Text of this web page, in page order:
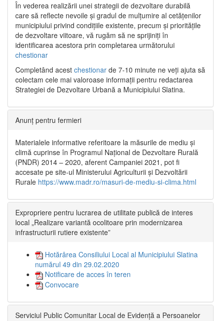
În vederea realizării unei strategii de dezvoltare durabilă
care să reflecte nevoile și gradul de mulțumire al cetățenilor
municipiului privind condițiile existente, precum și prioritățile
de dezvoltare viitoare, vă rugăm să ne sprijiniți în
identificarea acestora prin completarea următorului
chestionar
Completând acest chestionar de 7-10 minute ne veți ajuta să
colectam cele mai valoroase informații pentru redactarea
Strategiei de Dezvoltare Urbană a Municipiului Slatina.
Anunț pentru fermieri
Materialele informative referitoare la măsurile de mediu și
climă cuprinse în Programul Național de Dezvoltare Rurală
(PNDR) 2014 – 2020, aferent Campaniei 2021, pot fi
accesate pe site-ul Ministerului Agriculturii și Dezvoltării
Rurale https://www.madr.ro/masuri-de-mediu-si-clima.html
Expropriere pentru lucrarea de utilitate publică de interes
local „Realizare variantă ocolitoare prin modernizarea
infrastructurii rutiere existente”
Hotărârea Consiliului Local al Municipiului Slatina
numărul 49 din 29.02.2020
Notificare de acces în teren
Convocare
Serviciul Public Comunitar Local de Evidență a Persoanelor